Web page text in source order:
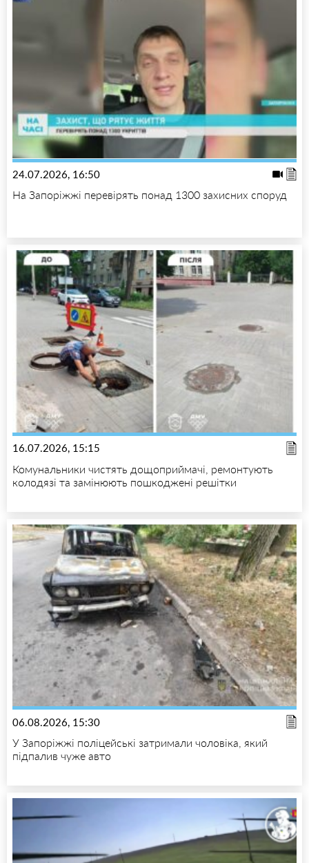
24.07.2026, 16:50
На Запоріжжі перевірять понад 1300 захисних споруд
16.07.2026, 15:15
Комунальники чистять дощоприймачі, ремонтують
колодязі та замінюють пошкоджені решітки
06.08.2026, 15:30
У Запоріжжі поліцейські затримали чоловіка, який
підпалив чуже авто